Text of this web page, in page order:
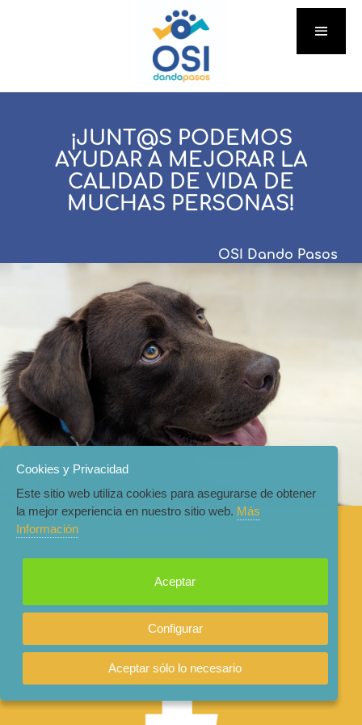
¡JUNT@S PODEMOS
AYUDAR A MEJORAR LA
CALIDAD DE VIDA DE
MUCHAS PERSONAS!
OSI Dando Pasos
Cookies y Privacidad
Este sitio web utiliza cookies para asegurarse de obtener
la mejor experiencia en nuestro sitio web. Más
Información
Aceptar
Configurar
Aceptar sólo lo necesario